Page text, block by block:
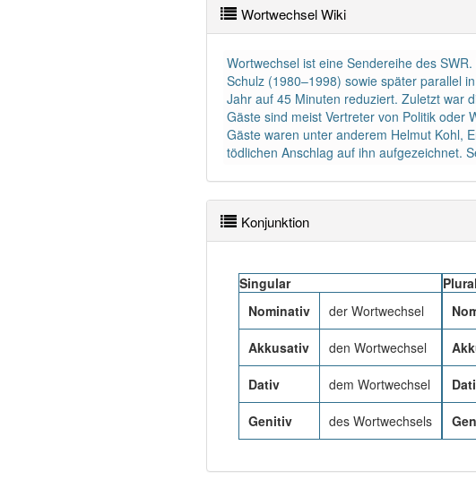
Wortwechsel Wiki
Wortwechsel ist eine Sendereihe des
Schulz (1980–1998) sowie später parallel
Jahr auf 45 Minuten reduziert. Zuletzt war
Gäste sind meist Vertreter von Politik oder
Gäste waren unter anderem Helmut Kohl,
tödlichen Anschlag auf ihn aufgezeichnet.
Konjunktion
Singular
Nominativ
der Wortwechsel
Akkusativ den Wortwechsel
Dativ dem Wortwechsel
Genitiv des Wortwechsels
Plural